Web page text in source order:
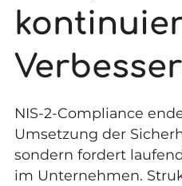
NIS-2-Compliance
Umsetzung der
sondern fordert
im Unternehmen.